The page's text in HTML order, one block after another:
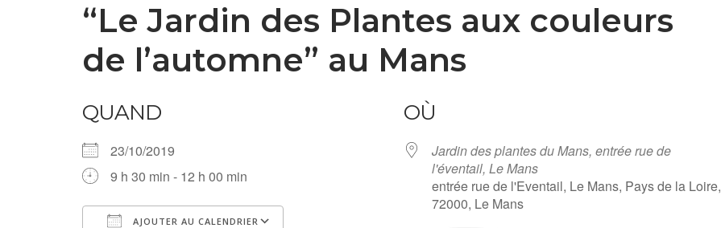
“Le Jardin des Plantes aux couleurs
de l’automne” au Mans
QUAND
23/10/2019
9 h 30 min - 12 h 00 min
AJOUTER AU CALENDRIER
OÙ
Jardin des plantes du Mans, entrée rue de
l'éventail, Le Mans
entrée rue de l'Eventail, Le Mans, Pays de la Loire,
72000, Le Mans